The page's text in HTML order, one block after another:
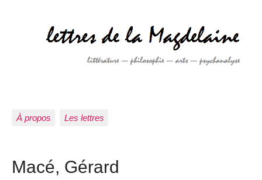
À propos Les lettres
Macé, Gérard